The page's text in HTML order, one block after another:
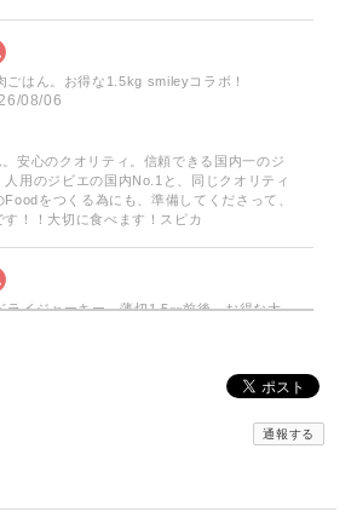
ごはん。お得な1.5kg smileyコラボ！
08/06
安心のクオリティ。信頼できる国内一のジ
人用のジビエの国内No.1と、同じクオリティ
をつくる為にも、準備してくださって、
す！！大切に食べます！スピカ
猪ドライジャーキー 薄切1.5㎜前後 お得な大袋 60g
す。 最近、食べる量が減って、手作り食も完
通報する